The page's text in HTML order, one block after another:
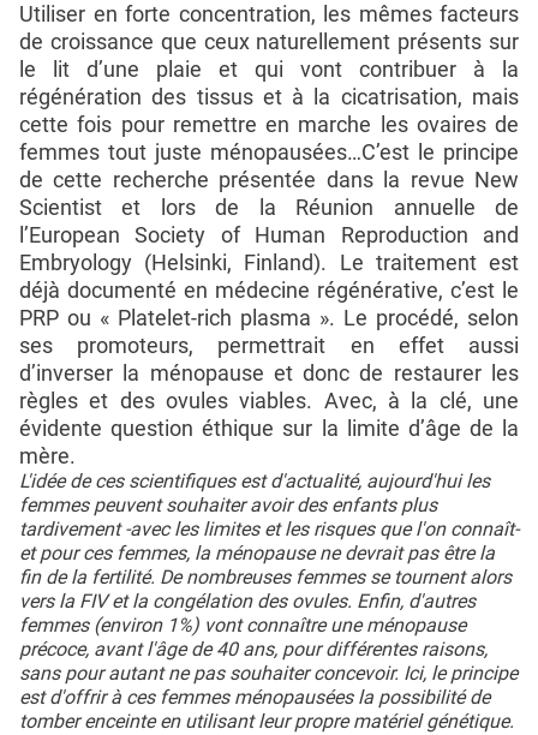
Utiliser en forte concentration, les mêmes facteurs
de croissance que ceux naturellement présents sur
le lit d’une plaie et qui vont contribuer à la
régénération des tissus et à la cicatrisation, mais
cette fois pour remettre en marche les ovaires de
femmes tout juste ménopausées…C’est le principe
de cette recherche présentée dans la revue New
Scientist et lors de la Réunion annuelle de
l’European Society of Human Reproduction and
Embryology (Helsinki, Finland). Le traitement est
déjà documenté en médecine régénérative, c’est le
PRP ou « Platelet-rich plasma ». Le procédé, selon
ses promoteurs, permettrait en effet aussi
d’inverser la ménopause et donc de restaurer les
règles et des ovules viables. Avec, à la clé, une
évidente question éthique sur la limite d’âge de la
mère.
L'idée de ces scientifiques est d'actualité, aujourd'hui les
femmes peuvent souhaiter avoir des enfants plus
tardivement -avec les limites et les risques que l'on connaît-
et pour ces femmes, la ménopause ne devrait pas être la
fin de la fertilité. De nombreuses femmes se tournent alors
vers la FIV et la congélation des ovules. Enfin, d'autres
femmes (environ 1%) vont connaître une ménopause
précoce, avant l'âge de 40 ans, pour différentes raisons,
sans pour autant ne pas souhaiter concevoir. Ici, le principe
est d'offrir à ces femmes ménopausées la possibilité de
tomber enceinte en utilisant leur propre matériel génétique.